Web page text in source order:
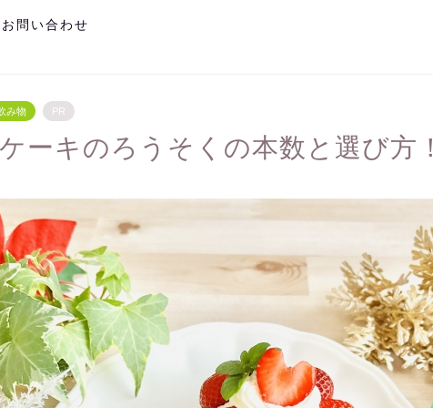
お問い合わせ
み物 PR
ーキのろうそくの本数と選び方！